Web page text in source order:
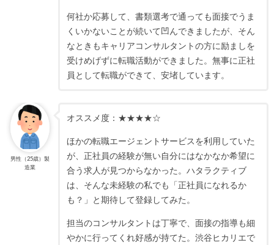
何社か応募して、書類選考で通っても面接でうま
くいかないことが続いて凹んできましたが、そん
なときもキャリアコンサルタントの方に励ましを
受けめげずに転職活動ができました。無事に正社
員として転職ができて、安堵しています。
男性（25歳）製
造業
オススメ度：★★★★☆
ほかの転職エージェントサービスを利用していた
が、正社員の経験が無い自分にはなかなか希望に
合う求人が見つからなかった。ハタラクティブ
は、そんな未経験の私でも「正社員になれるか
も？」と期待して登録してみた。
担当のコンサルタントは丁寧で、面接の指導も細
やかに行ってくれ好感が持てた。渋谷ヒカリエで